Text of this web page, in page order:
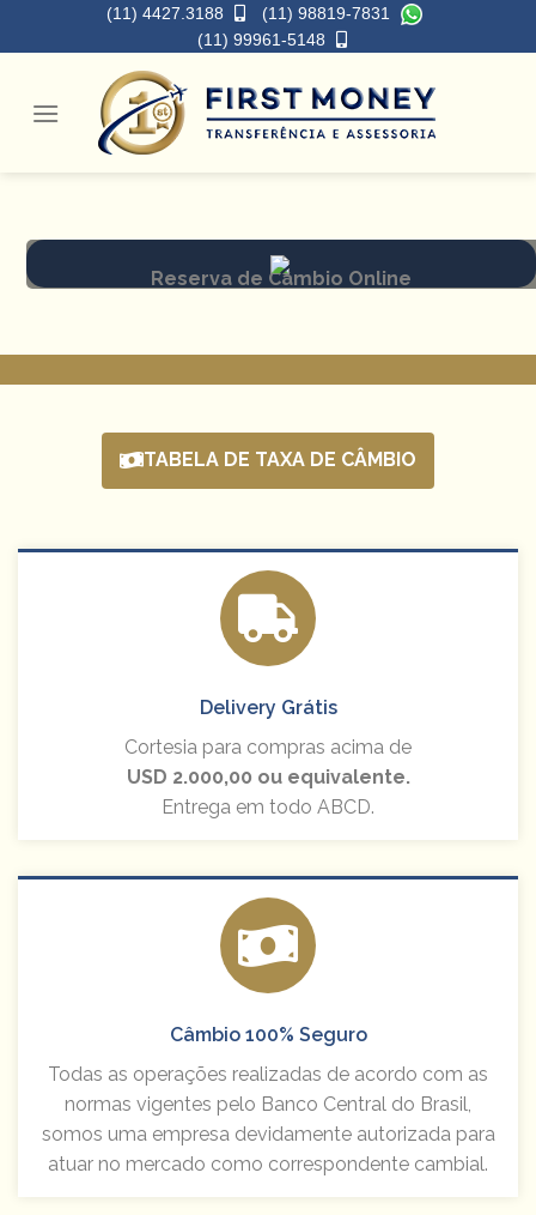
(11) 4427.3188
(11) 98819-7831
(11) 99961-5148
Reserva de Câmbio Online
SIMULAR OPERAÇÃO DE CÂMBIO
TABELA DE TAXA DE CÂMBIO
Delivery Grátis
Cortesia para compras acima de
USD 2.000,00 ou equivalente.
Entrega em todo ABCD.
Câmbio 100% Seguro
Todas as operações realizadas de acordo com as
normas vigentes pelo Banco Central do Brasil,
somos uma empresa devidamente autorizada para
atuar no mercado como correspondente cambial.